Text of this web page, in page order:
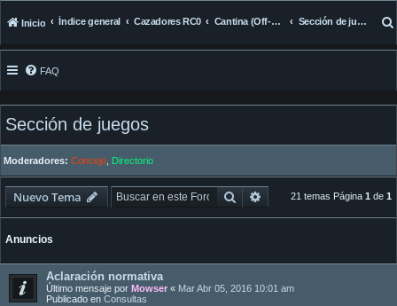
Inicio Índice general Cazadores RC0 Cantina (Off-Topic) Sección de juegos
FAQ
Sección de juegos
Moderadores: Concejo Directorio
Nuevo Tema Buscar Búsqueda avanzada
21 temas Página 1 de 1
Anuncios
Aclaración normativa
Último mensaje por Mowser « Mar Abr 05, 2016 10:01 am
Publicado en Consultas